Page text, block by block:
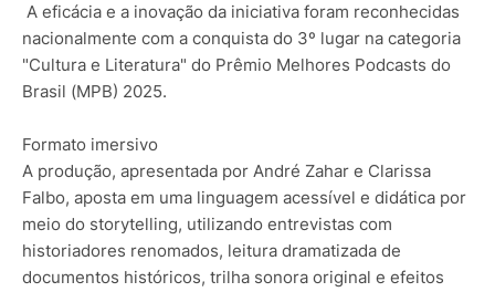
A eficácia e a inovação da iniciativa foram reconhecidas
nacionalmente com a conquista do 3º lugar na categoria
"Cultura e Literatura" do Prêmio Melhores Podcasts do
Brasil (MPB) 2025.
Formato imersivo
A produção, apresentada por André Zahar e Clarissa
Falbo, aposta em uma linguagem acessível e didática por
meio do storytelling, utilizando entrevistas com
historiadores renomados, leitura dramatizada de
documentos históricos, trilha sonora original e efeitos